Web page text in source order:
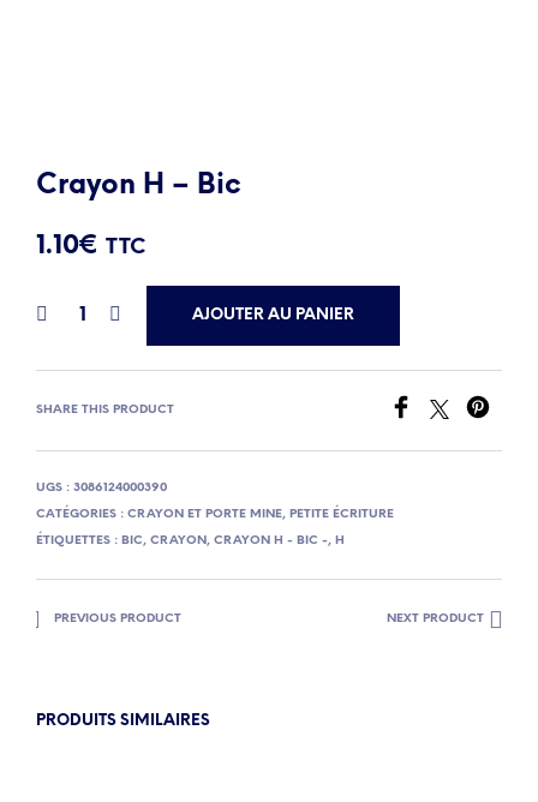
Crayon H – Bic
1.10€ TTC
AJOUTER AU PANIER
SHARE THIS PRODUCT
UGS : 3086124000390
CATÉGORIES : CRAYON ET PORTE MINE, PETITE ÉCRITURE
ÉTIQUETTES : BIC, CRAYON , CRAYON H - BIC -, H
PREVIOUS PRODUCT NEXT PRODUCT
PRODUITS SIMILAIRES